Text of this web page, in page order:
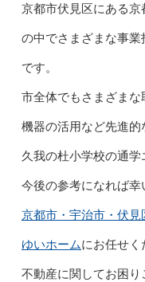
京都市伏見区にある
の中でさまざまな事
です。
市全体でもさまざま
機器の活用など先進的
久我の杜小学校の通
今後の参考になれば幸
京都市・宇治市・伏
ゆいホームにお任せく
不動産に関してお困